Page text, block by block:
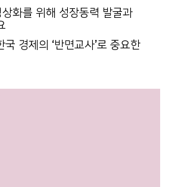
화를 위해 성장동력 발굴과
경제의 ‘반면교사’로 중요한